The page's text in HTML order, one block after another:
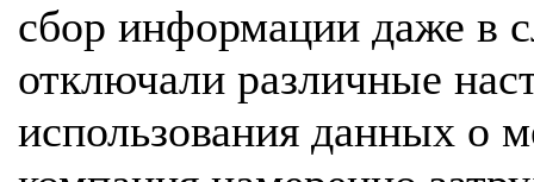
сбор информации даже в
отключали различные
использования данных о